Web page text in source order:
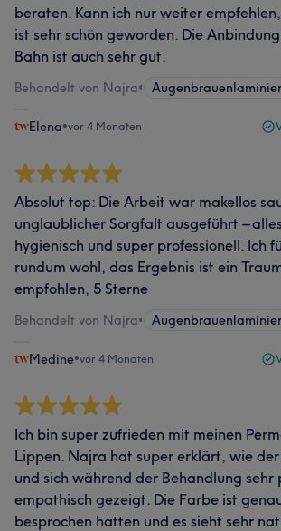
beraten. Kann ich nur weiter
ist sehr schön geworden. Die
Bahn ist auch sehr gut.
Behandelt von Najra•
Elena•vor 4 Monaten
Absolut top: Die Arbeit war makellos
unglaublicher Sorgfalt ausgeführt –
hygienisch und super professionell. Ich
rundum wohl, das Ergebnis ist ein
empfohlen, 5 Sterne
Behandelt von Najra•
Medine•vor 4 Monaten
Ich bin super zufrieden mit meinen
Lippen. Najra hat super erklärt, wie
und sich während der Behandlung sehr
empathisch gezeigt. Die Farbe ist
besprochen hatten und es sieht sehr